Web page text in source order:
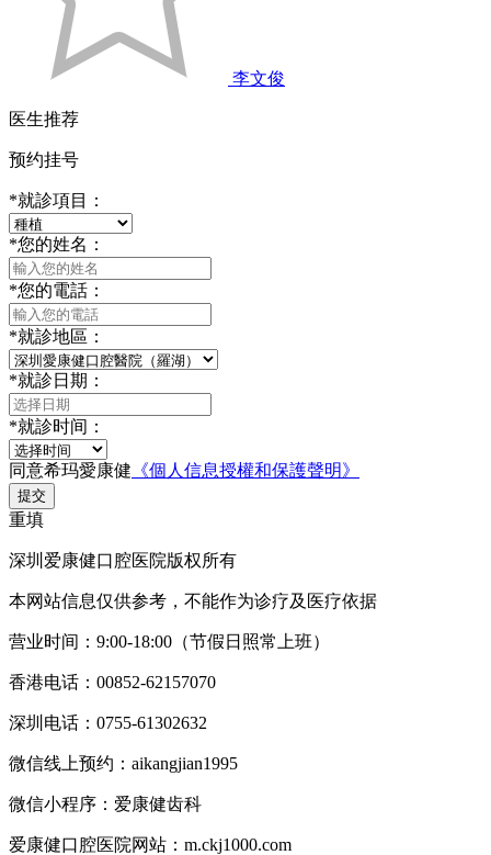
李文俊
医生推荐
预约挂号
*就診項目：
*您的姓名：
*您的電話：
*就診地區：
*就診日期：
*就診时间：
同意希玛愛康健 《個人信息授權和保護聲明》
提交
重填
深圳爱康健口腔医院版权所有
本网站信息仅供参考，不能作为诊疗及医疗依据
营业时间：9:00-18:00（节假日照常上班）
香港电话：00852-62157070
深圳电话：0755-61302632
微信线上预约：aikangjian1995
微信小程序：爱康健齿科
爱康健口腔医院网站：m.ckj1000.com